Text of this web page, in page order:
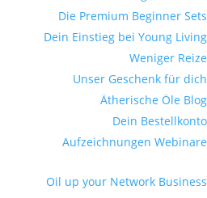
Die Premium Beginner Sets
Dein Einstieg bei Young Living
Weniger Reize
Unser Geschenk für dich
Ätherische Öle Blog
Dein Bestellkonto
Aufzeichnungen Webinare
Oil up your Network Business